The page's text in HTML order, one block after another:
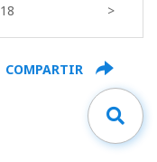
18 >
COMPARTIR